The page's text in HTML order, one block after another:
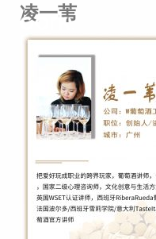
凌一苇